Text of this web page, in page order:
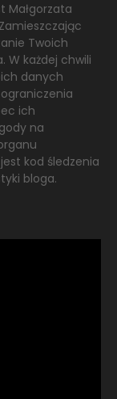
Małgorzata
Twoich
W każdej chwili
danych
ich
na
kod śledzenia
bloga.